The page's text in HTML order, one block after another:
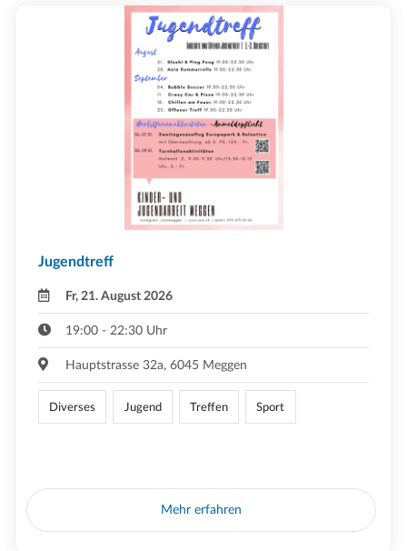
Jugendtreff
Fr, 21. August 2026
19:00 - 22:30 Uhr
Hauptstrasse 32a, 6045 Meggen
Diverses Jugend Treffen Sport
Mehr erfahren